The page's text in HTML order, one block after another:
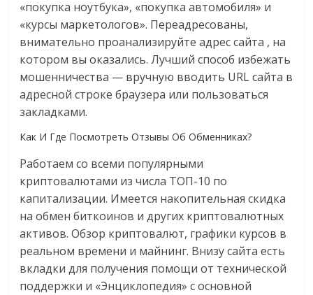
«покупка ноутбука», «покупка автомобиля» и
«курсы маркетологов». Переадресованы,
внимательно проанализируйте адрес сайта , на
котором вы оказались. Лучший способ избежать
мошенничества — вручную вводить URL сайта в
адресной строке браузера или пользоваться
закладками.
Как И Где Посмотреть Отзывы Об Обменниках?
Работаем со всеми популярными
криптовалютами из числа ТОП-10 по
капитализации. Имеется накопительная скидка
на обмен биткоинов и других криптовалютных
активов. Обзор криптовалют, графики курсов в
реальном времени и майнинг. Внизу сайта есть
вкладки для получения помощи от технической
поддержки и «Энциклопедия» с основной